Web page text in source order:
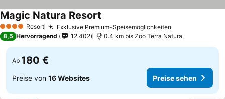
4 Sterne Resort Exklusive Premium-Speisemöglichkeiten
Magic Natura Resort
8,5 Hervorragend 12.402 0.4 km bis Zoo Terra Natura
Ab 180 €
Preise von 16 Websites Preise sehen